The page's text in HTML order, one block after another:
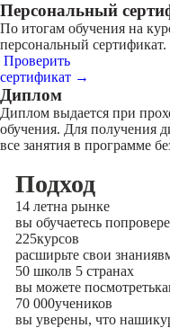
Персональный
По итогам обучения на
персональный сертификат.
Проверить
сертификат →
Диплом
Диплом выдается при
обучения. Для получения
все занятия в программе
Подход
14 летна рынке
вы обучаетесь по
225курсов
расширьте свои знания
50 школв 5 странах
вы можете посмотреть
70 000учеников
вы уверены, что наши